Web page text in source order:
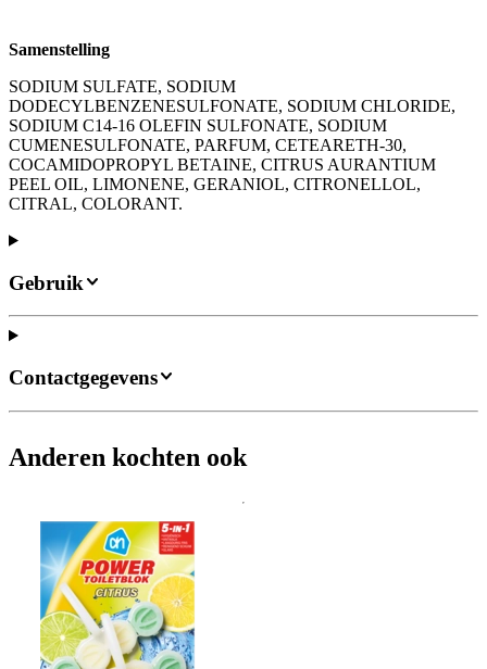
Samenstelling
SODIUM SULFATE, SODIUM
DODECYLBENZENESULFONATE, SODIUM CHLORIDE,
SODIUM C14-16 OLEFIN SULFONATE, SODIUM
CUMENESULFONATE, PARFUM, CETEARETH-30,
COCAMIDOPROPYL BETAINE, CITRUS AURANTIUM
PEEL OIL, LIMONENE, GERANIOL, CITRONELLOL,
CITRAL, COLORANT.
Gebruik
Contactgegevens
Anderen kochten ook